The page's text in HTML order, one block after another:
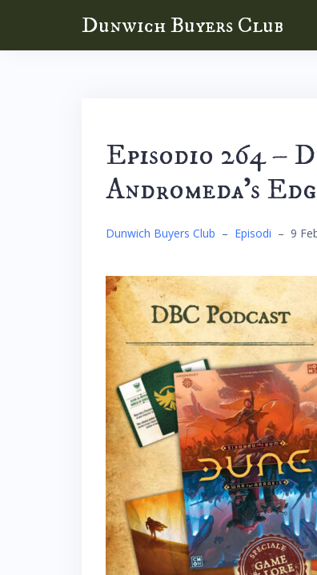
Dunwich Buyers Club
Episodio 264 –
Andromeda’s
Dunwich Buyers Club – Episodi – 9